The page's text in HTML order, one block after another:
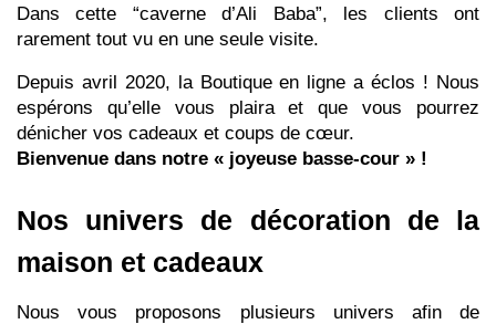
Dans cette “caverne d’Ali Baba”, les clients ont
rarement tout vu en une seule visite.
Depuis avril 2020, la Boutique en ligne a éclos ! Nous
espérons qu’elle vous plaira et que vous pourrez
dénicher vos cadeaux et coups de cœur.
Bienvenue dans notre « joyeuse basse-cour » !
Nos univers de décoration de la
maison et cadeaux
Nous vous proposons plusieurs univers afin de